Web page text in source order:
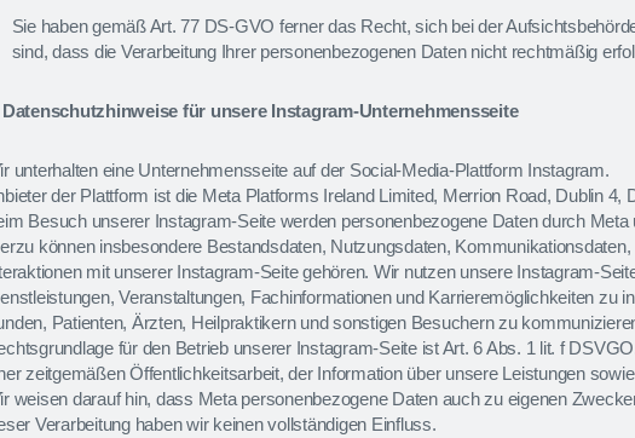
Sie haben gemäß Art. 77 DS-GVO ferner das Recht, sich bei der
sind, dass die Verarbeitung Ihrer personenbezogenen Daten nicht rechtmäßig
Datenschutzhinweise für unsere Instagram-Unternehmensseite
unterhalten eine Unternehmensseite auf der Social-Media-Plattform Instagram.
der Plattform ist die Meta Platforms Ireland Limited, Merrion Road, Dublin 4,
Besuch unserer Instagram-Seite werden personenbezogene Daten durch
können insbesondere Bestandsdaten, Nutzungsdaten,
mit unserer Instagram-Seite gehören. Wir nutzen unsere Instagram-
Veranstaltungen, Fachinformationen und Karrieremöglichkeiten zu
Patienten, Ärzten, Heilpraktikern und sonstigen Besuchern zu
für den Betrieb unserer Instagram-Seite ist Art. 6 Abs. 1 lit. f
zeitgemäßen Öffentlichkeitsarbeit, der Information über unsere Leistungen
weisen darauf hin, dass Meta personenbezogene Daten auch zu eigenen
Verarbeitung haben wir keinen vollständigen Einfluss.